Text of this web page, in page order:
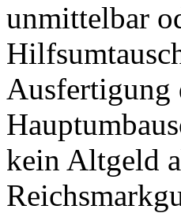
unmittelbar
Ausfertigung
kein Altgeld